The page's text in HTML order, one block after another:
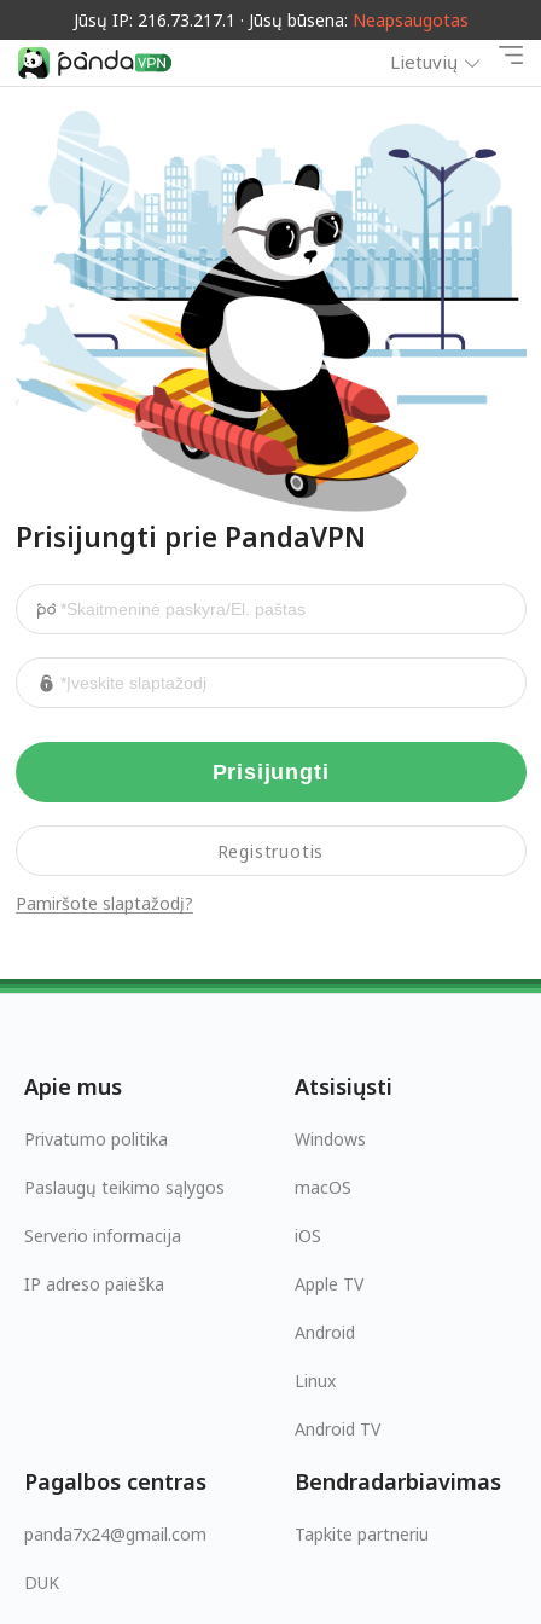
Jūsų IP: 216.73.217.1 · Jūsų būsena: Neapsaugotas
Lietuvių
Prisijungti prie PandaVPN
Prisijungti
Pamiršote slaptažodį?
Registruotis
Apie mus
Privatumo politika
Paslaugų teikimo sąlygos
Serverio informacija
IP adreso paieška
Atsisiųsti
Windows
macOS
iOS
Apple TV
Android
Linux
Android TV
Pagalbos centras
panda7x24@gmail.com
DUK
Bendradarbiavimas
Tapkite partneriu